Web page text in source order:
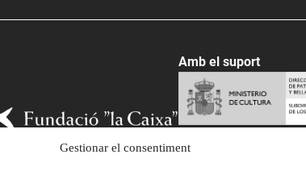
Gestionar el consentiment
Amb el suport